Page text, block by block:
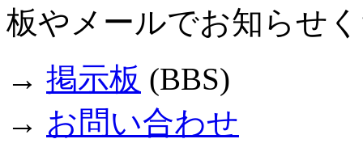
板やメールでお知らせ
→ 掲示板 (BBS)
→ お問い合わせ